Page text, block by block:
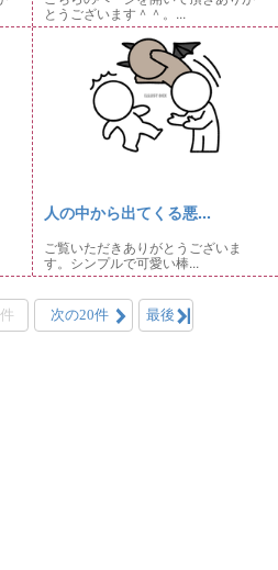
とうございます＾＾。...
人の中から出てくる悪...
ご覧いただきありがとうございま
す。シンプルで可愛い棒...
次の20件 最後